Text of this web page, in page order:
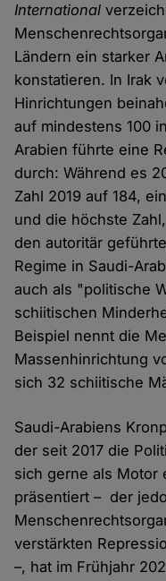
International
Ländern ein starker
konstatieren. In Irak
Hinrichtungen
auf mindestens 100
Arabien führte eine
durch: Während es
Zahl 2019 auf 184,
und die höchste
den autoritär
Regime in Saudi-
auch als "politische
schiitischen
Beispiel nennt die
Massenhinrichtung
sich 32 schiitische
Saudi-Arabiens
der seit 2017 die
sich gerne als Motor
präsentiert – der
verstärkten
–, hat im Frühjahr